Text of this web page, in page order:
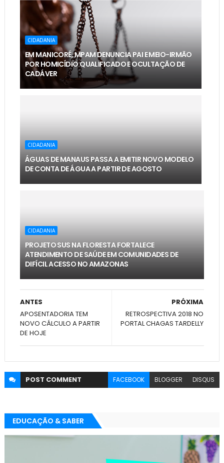
CIDADANIA
EM MANICORÉ, MPAM DENUNCIA PAI E MEIO-IRMÃO
POR HOMICÍDIO QUALIFICADO E OCULTAÇÃO DE
CADÁVER
CIDADANIA
ÁGUAS DE MANAUS PASSA A EMITIR NOVO MODELO
DE CONTA DE ÁGUA A PARTIR DE AGOSTO
CIDADANIA
PROJETO SUS NA FLORESTA FORTALECE
ATENDIMENTO DE SAÚDE EM COMUNIDADES DE
DIFÍCIL ACESSO NO AMAZONAS
PRÓXIMA
RETROSPECTIVA 2018 NO
PORTAL CHAGAS TARDELLY
ANTES
APOSENTADORIA TEM
NOVO CÁLCULO A PARTIR
DE HOJE
POST COMMENT FACEBOOK BLOGGER DISQUS
EDUCAÇÃO & SABER